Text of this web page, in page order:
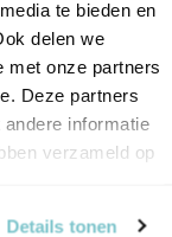
te bieden en
delen we
met onze partners
Deze partners
informatie
verzameld op
Details tonen
een